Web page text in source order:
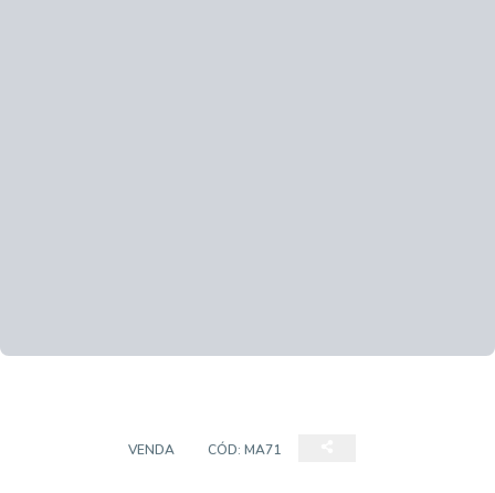
VENDA CÓD: MA71